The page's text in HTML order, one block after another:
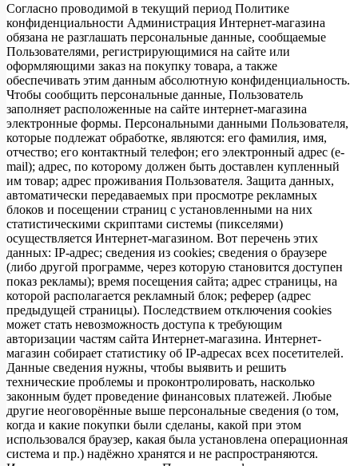
Согласно проводимой в текущий период Политике
конфиденциальности Администрация Интернет-магазина
обязана не разглашать персональные данные, сообщаемые
Пользователями, регистрирующимися на сайте или
оформляющими заказ на покупку товара, а также
обеспечивать этим данным абсолютную конфиденциальность.
Чтобы сообщить персональные данные, Пользователь
заполняет расположенные на сайте интернет-магазина
электронные формы. Персональными данными Пользователя,
которые подлежат обработке, являются: его фамилия, имя,
отчество; его контактный телефон; его электронный адрес (e-
mail); адрес, по которому должен быть доставлен купленный
им товар; адрес проживания Пользователя. Защита данных,
автоматически передаваемых при просмотре рекламных
блоков и посещении страниц с установленными на них
статистическими скриптами системы (пикселями)
осуществляется Интернет-магазином. Вот перечень этих
данных: IP-адрес; сведения из cookies; сведения о браузере
(либо другой программе, через которую становится доступен
показ рекламы); время посещения сайта; адрес страницы, на
которой располагается рекламный блок; реферер (адрес
предыдущей страницы). Последствием отключения cookies
может стать невозможность доступа к требующим
авторизации частям сайта Интернет-магазина. Интернет-
магазин собирает статистику об IP-адресах всех посетителей.
Данные сведения нужны, чтобы выявить и решить
технические проблемы и проконтролировать, насколько
законным будет проведение финансовых платежей. Любые
другие неоговорённые выше персональные сведения (о том,
когда и какие покупки были сделаны, какой при этом
использовался браузер, какая была установлена операционная
система и пр.) надёжно хранятся и не распространяются.